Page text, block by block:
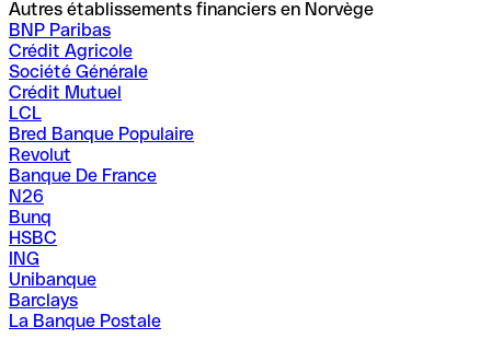
Autres établissements financiers en Norvège
BNP Paribas
Crédit Agricole
Société Générale
Crédit Mutuel
LCL
Bred Banque Populaire
Revolut
Banque De France
N26
Bunq
HSBC
ING
Unibanque
Barclays
La Banque Postale